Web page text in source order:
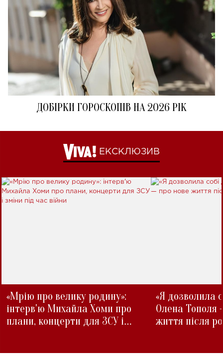
ДОБІРКИ ГОРОСКОПІВ НА 2026 РІК
ЕКСКЛЮЗИВ
«Мрію про велику родину»:
інтерв'ю Михайла Хоми про
плани, концерти для ЗСУ і
«Я дозволила
Олена Тополя
життя після